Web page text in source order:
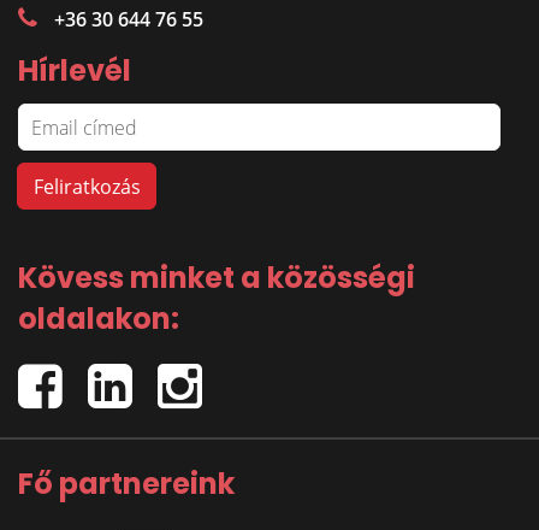
+36 30 644 76 55
Hírlevél
Kövess minket a közösségi
oldalakon:
Fő partnereink